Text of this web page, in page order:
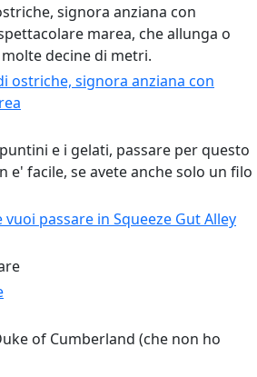
signora anziana con
marea, che allunga o
decine di metri.
e i gelati, passare per questo
e' facile, se avete anche solo un filo
of Cumberland (che non ho